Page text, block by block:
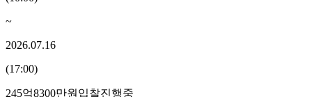
~
2026.07.16
(17:00)
245억8300만원 입찰진행중